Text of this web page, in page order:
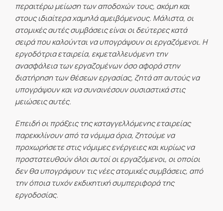
περαιτέρω μείωση των αποδοχών τους, ακόμη και
στους ιδιαίτερα χαμηλά αμειβόμενους. Μάλιστα, οι
ατομικές αυτές συμβάσεις είναι οι δεύτερες κατά
σειρά που καλούνται να υπογράψουν οι εργαζόμενοι. Η
εργοδότρια εταιρεία, εκμεταλλευόμενη την
ανασφάλεια των εργαζομένων όσο αφορά στην
διατήρηση των θέσεων εργασίας, ζητά απ αυτούς να
υπογράψουν και να συναινέσουν ουσιαστικά στις
μειώσεις αυτές.
Επειδή οι πράξεις της καταγγελλόμενης εταιρείας
παρεκκλίνουν από τα νόμιμα όρια, ζητούμε να
προχωρήσετε στις νόμιμες ενέργειες και κυρίως να
προστατευθούν όλοι αυτοί οι εργαζόμενοι, οι οποίοι
δεν θα υπογράψουν τις νέες ατομικές συμβάσεις, από
την όποια τυχόν εκδικητική συμπεριφορά της
εργοδοσίας.